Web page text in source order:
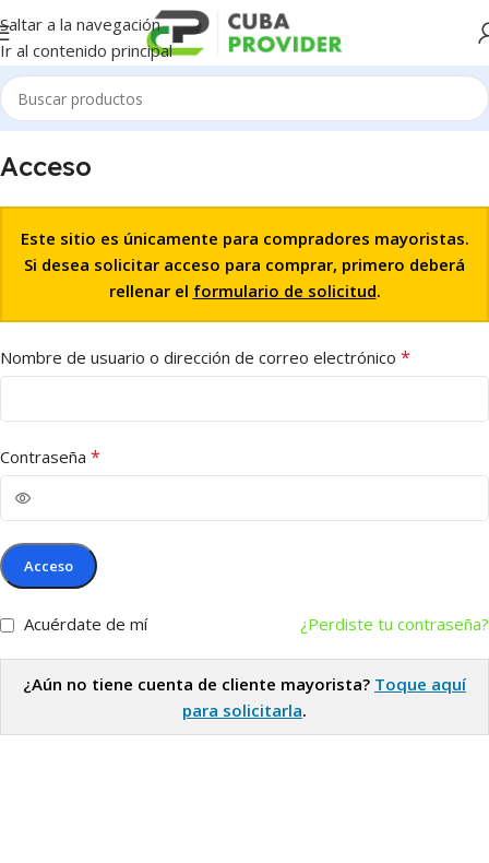
Saltar a la navegación
Ir al contenido principal
Acceso
Este sitio es únicamente para compradores mayoristas.
Si desea solicitar acceso para comprar, primero deberá
rellenar el formulario de solicitud.
Nombre de usuario o dirección de correo electrónico *
Contraseña *
Acceso
¿Perdiste tu contraseña?
Acuérdate de mí
¿Aún no tiene cuenta de cliente mayorista? Toque aquí
para solicitarla.